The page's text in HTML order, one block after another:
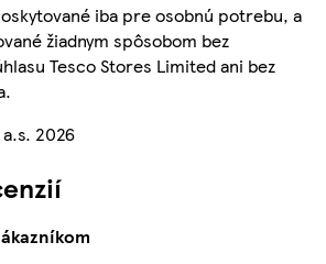
iba pre osobnú potrebu, a
žiadnym spôsobom bez
Tesco Stores Limited ani bez
a.s. 2026